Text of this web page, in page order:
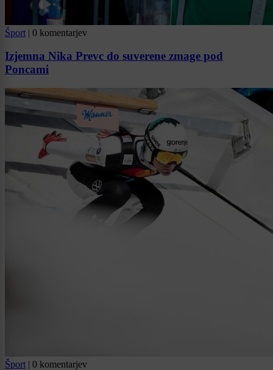
Šport | 0 komentarjev
Izjemna Nika Prevc do suverene zmage pod
Poncami
Šport | 0 komentarjev